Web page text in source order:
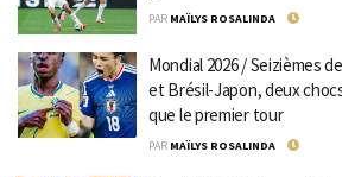
PAR MAÏLYS ROSALINDA
Mondial 2026 / Seizièmes
et Brésil-Japon, deux
que le premier tour
PAR MAÏLYS ROSALINDA